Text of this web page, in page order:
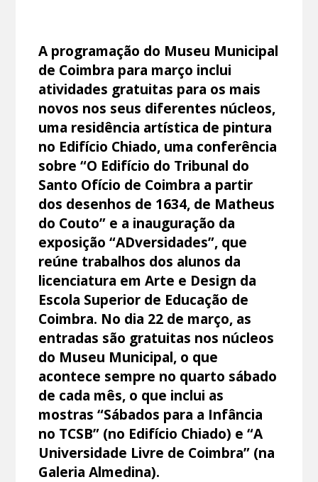
A programação do Museu Municipal
de Coimbra para março inclui
atividades gratuitas para os mais
novos nos seus diferentes núcleos,
uma residência artística de pintura
no Edifício Chiado, uma conferência
sobre “O Edifício do Tribunal do
Santo Ofício de Coimbra a partir
dos desenhos de 1634, de Matheus
do Couto” e a inauguração da
exposição “ADversidades”, que
reúne trabalhos dos alunos da
licenciatura em Arte e Design da
Escola Superior de Educação de
Coimbra. No dia 22 de março, as
entradas são gratuitas nos núcleos
do Museu Municipal, o que
acontece sempre no quarto sábado
de cada mês, o que inclui as
mostras “Sábados para a Infância
no TCSB” (no Edifício Chiado) e “A
Universidade Livre de Coimbra” (na
Galeria Almedina).